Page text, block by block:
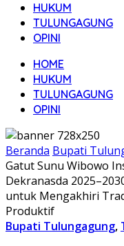
HUKUM
TULUNGAGUNG
OPINI
HOME
HUKUM
TULUNGAGUNG
OPINI
Beranda Bupati
Gatut Sunu Wibowo
Dekranasda
untuk Mengakhiri
Produktif
Bupati Tulungagung,